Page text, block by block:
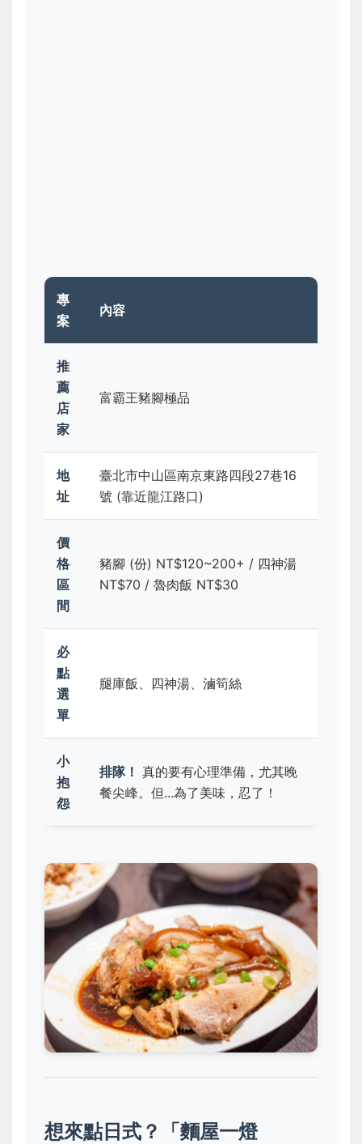
專
案
內容
推
薦
店
家
富霸王豬腳極品
地
址
臺北市中山區南京東路四段27巷16
號 (靠近龍江路口)
價
格
區
間
豬腳 (份) NT$120~200+ / 四神湯
NT$70 / 魯肉飯 NT$30
必
點
選
單
腿庫飯、四神湯、滷筍絲
小
抱
怨
排隊！ 真的要有心理準備，尤其晚
餐尖峰。但...為了美味，忍了！
想來點日式？「麵屋一燈